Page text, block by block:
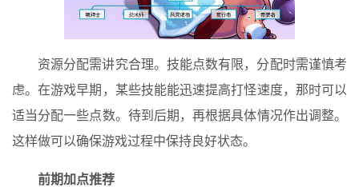
资源分配需讲究合理。技能点数有限，分配时需谨慎考
虑。在游戏早期，某些技能能迅速提高打怪速度，那时可以
适当分配一些点数。待到后期，再根据具体情况作出调整。
这样做可以确保游戏过程中保持良好状态。
前期加点推荐